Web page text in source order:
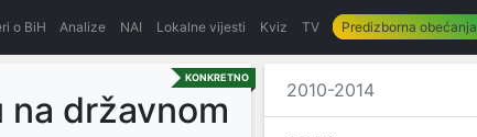
o BiH Analize NAI Lokalne vijesti Kviz TV Predizborna obećanja
KONKRETNO
na državnom
2010-2014